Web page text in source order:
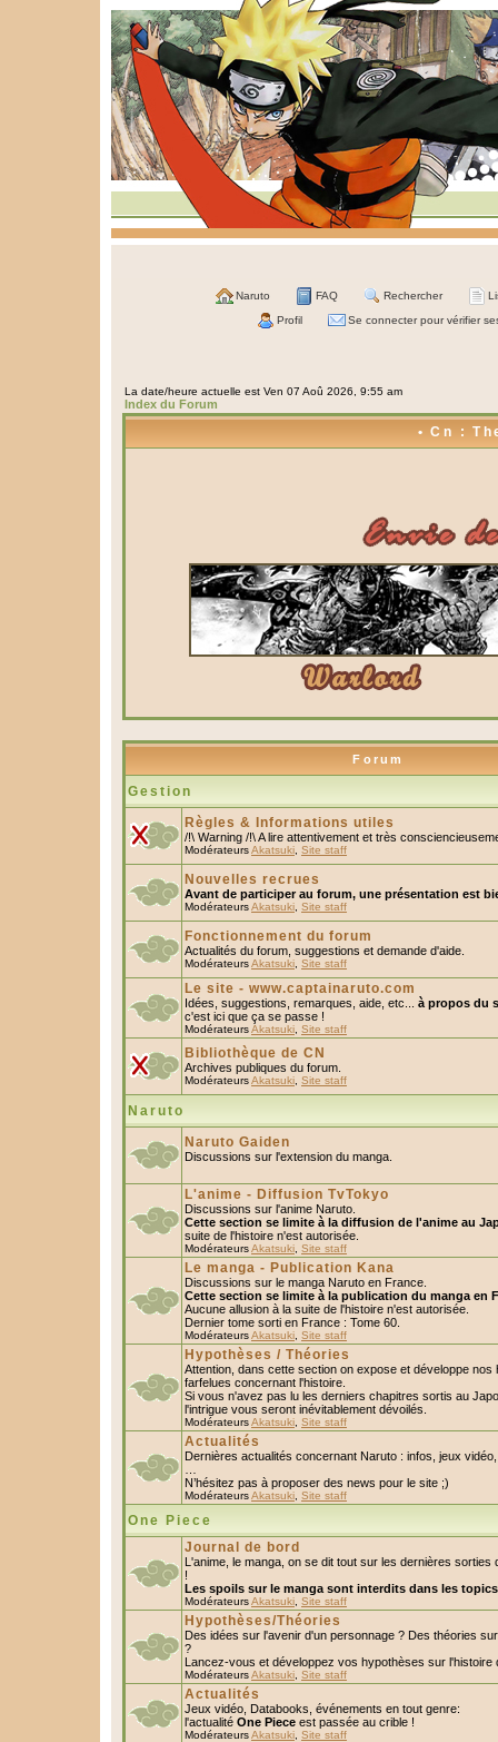
Naruto FAQ Rechercher
Profil Se connecter pour vérifier
La date/heure actuelle est Ven 07 Aoû 2026, 9:55 am
Index du Forum
• Cn :
Forum
Gestion
Règles & Informations utiles
/!\ Warning /!\ A lire attentivement et très
ModérateursAkatsuki Site staff
Nouvelles recrues
Avant de participer au forum, une présentation est
ModérateursAkatsuki Site staff
Fonctionnement du forum
Actualités du forum, suggestions et demande d'aide.
ModérateursAkatsuki Site staff
Le site - www.captainaruto.com
Idées, suggestions, remarques, aide, etc... à propos du
c'est ici que ça se passe !
ModérateursAkatsuki Site staff
Bibliothèque de CN
Archives publiques du forum.
ModérateursAkatsuki Site staff
Naruto
Naruto Gaiden
Discussions sur l'extension du manga.
L'anime - Diffusion TvTokyo
Discussions sur l'anime Naruto.
Cette section se limite à la diffusion de l'anime au
suite de l'histoire n'est autorisée.
ModérateursAkatsuki Site staff
Le manga - Publication Kana
Discussions sur le manga Naruto en France.
Cette section se limite à la publication du manga en
Aucune allusion à la suite de l'histoire n'est autorisée.
Dernier tome sorti en France : Tome 60.
ModérateursAkatsuki Site staff
Hypothèses / Théories
Attention, dans cette section on expose et développe nos
farfelues concernant l'histoire.
Si vous n'avez pas lu les derniers chapitres sortis au
l'intrigue vous seront inévitablement dévoilés.
ModérateursAkatsuki Site staff
Actualités
Dernières actualités concernant Naruto : infos, jeux
N’hésitez pas à proposer des news pour le site ;)
ModérateursAkatsuki Site staff
One Piece
Journal de bord
L'anime, le manga, on se dit tout sur les dernières sorties
!
Les spoils sur le manga sont interdits dans les
ModérateursAkatsuki Site staff
Hypothèses/Théories
Des idées sur l'avenir d'un personnage ? Des théories
?
Lancez-vous et développez vos hypothèses sur l'histoire
ModérateursAkatsuki Site staff
Actualités
Jeux vidéo, Databooks, événements en tout genre:
l'actualité One Piece est passée au crible !
ModérateursAkatsuki Site staff